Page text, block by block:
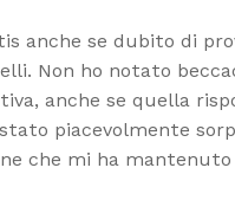
anche se dubito di
Non ho notato
anche se quella
piacevolmente
che mi ha